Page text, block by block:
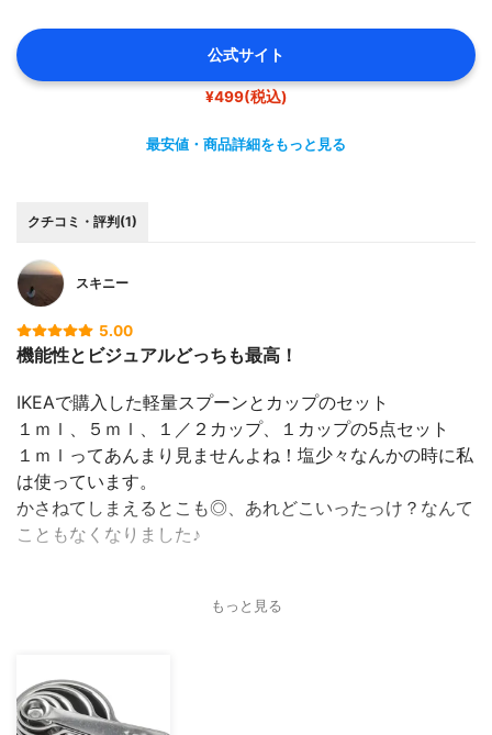
公式サイト
¥499(税込)
最安値・商品詳細をもっと見る
クチコミ・評判(1)
スキニー
5.00
機能性とビジュアルどっちも最高！
IKEAで購入した軽量スプーンとカップのセット
１ｍｌ、５ｍｌ、１／２カップ、１カップの5点セット
１ｍｌってあんまり見ませんよね！塩少々なんかの時に私
は使っています。
かさねてしまえるとこも◎、あれどこいったっけ？なんて
こともなくなりました♪
もっと見る